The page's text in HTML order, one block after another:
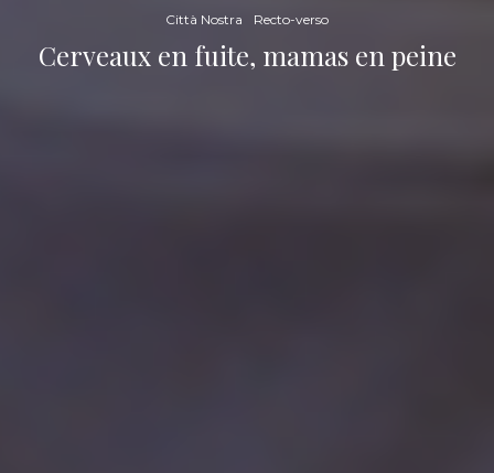
Città Nostra Recto-verso
Cerveaux en fuite, mamas en peine